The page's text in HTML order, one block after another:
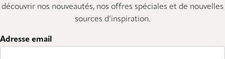
découvrir nos nouveautés, nos offres spéciales et de nouvelles
sources d’inspiration.
Adresse email